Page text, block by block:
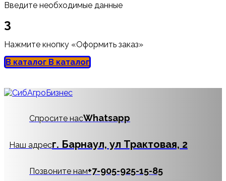
Введите необходимые данные
3
Нажмите кнопку «Оформить заказ»
В каталог В каталог
Спросите насWhatsapp
Наш адресг. Барнаул, ул Трактовая, 2
Позвоните нам‪+7-905-925-15-85